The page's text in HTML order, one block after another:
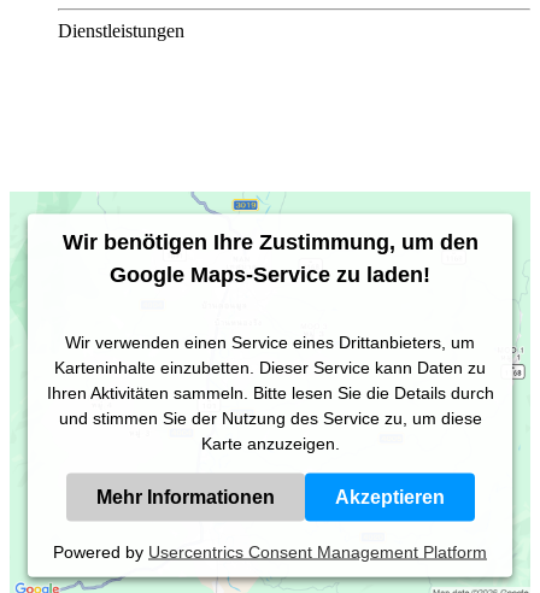
Dienstleistungen
Wir benötigen Ihre Zustimmung, um den
Google Maps-Service zu laden!
Wir verwenden einen Service eines Drittanbieters, um
Karteninhalte einzubetten. Dieser Service kann Daten zu
Ihren Aktivitäten sammeln. Bitte lesen Sie die Details durch
und stimmen Sie der Nutzung des Service zu, um diese
Karte anzuzeigen.
Mehr Informationen Akzeptieren
Powered by Usercentrics Consent Management Platform